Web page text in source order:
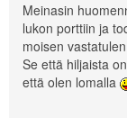
Meinasin
lukon porttiin ja
moisen
Se että hiljaista
että olen lomalla